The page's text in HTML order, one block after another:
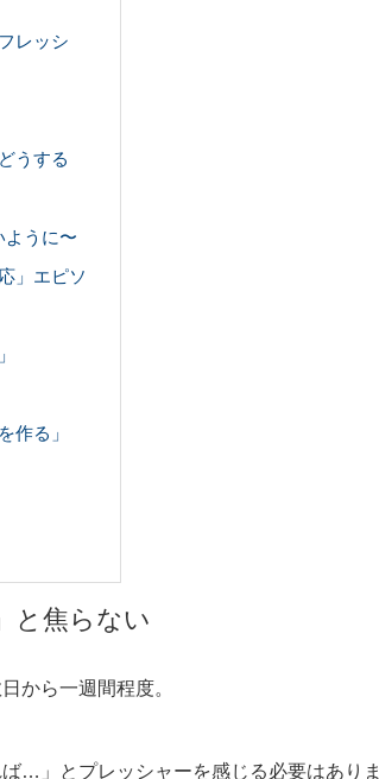
レッシ
うする
ように〜
」エピソ
作る」
と焦らない
から一週間程度。
…」とプレッシャーを感じる必要はありま